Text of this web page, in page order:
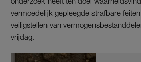
vermoedelijk gepleegde strafbare
veiligstellen van
vrijdag.